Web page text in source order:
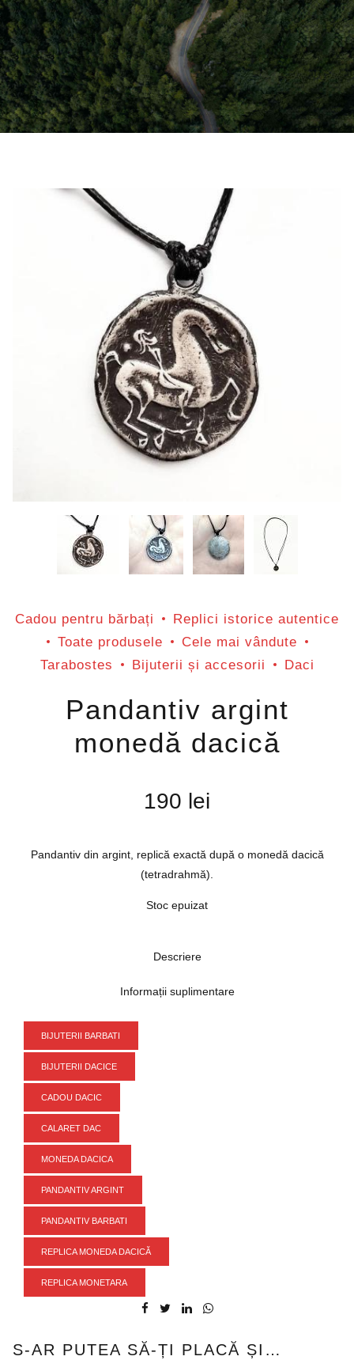
Cadou pentru bărbați
Replici istorice autentice
Toate produsele
Cele mai vândute
Tarabostes
Bijuterii și accesorii Daci
Pandantiv argint
monedă dacică
190 lei
Pandantiv din argint, replică exactă după o monedă dacică
(tetradrahmă).
Stoc epuizat
Descriere
Informații suplimentare
BIJUTERII BARBATI
BIJUTERII DACICE
CADOU DACIC
CALARET DAC
MONEDA DACICA
PANDANTIV ARGINT
PANDANTIV BARBATI
REPLICA MONEDA DACICĂ
REPLICA MONETARA
S-AR PUTEA SĂ-ȚI PLACĂ ȘI…